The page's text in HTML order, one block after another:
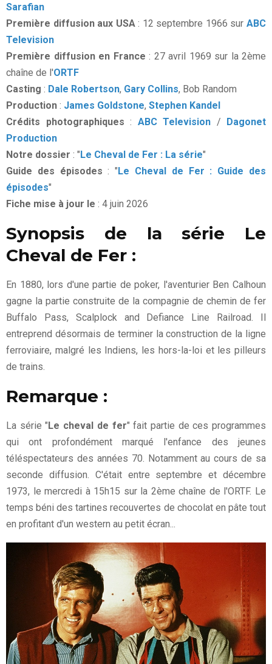
Sarafian
Première diffusion aux USA : 12 septembre 1966 surABC
Television
Première diffusion en France : 27 avril 1969 sur la 2ème
chaîne de l'ORTF
Casting : Dale Robertson, Gary Collins, Bob Random
Production : James Goldstone, Stephen Kandel
Crédits photographiques : ABC Television / Dagonet
Production
Notre dossier : "Le Cheval de Fer : La série"
Guide des épisodes : "Le Cheval de Fer : Guide des
épisodes"
Fiche mise à jour le : 4 juin 2026
Synopsis de la série Le
Cheval de Fer :
En 1880, lors d'une partie de poker, l'aventurier Ben Calhoun
gagne la partie construite de la compagnie de chemin de fer
Buffalo Pass, Scalplock and Defiance Line Railroad. Il
entreprend désormais de terminer la construction de la ligne
ferroviaire, malgré les Indiens, les hors-la-loi et les pilleurs
de trains.
Remarque :
La série "Le cheval de fer" fait partie de ces programmes
qui ont profondément marqué l'enfance des jeunes
téléspectateurs des années 70. Notamment au cours de sa
seconde diffusion. C'était entre septembre et décembre
1973, le mercredi à 15h15 sur la 2ème chaîne de l'ORTF. Le
temps béni des tartines recouvertes de chocolat en pâte tout
en profitant d'un western au petit écran...